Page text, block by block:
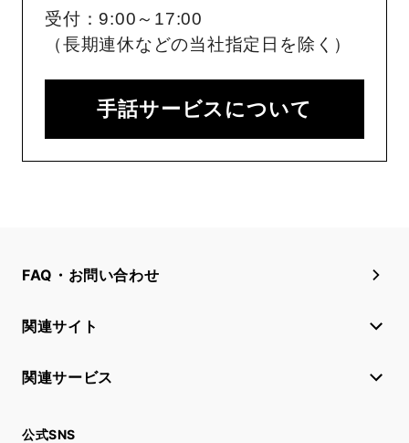
受付：9:00～17:00
（長期連休などの当社指定日を除く）
手話サービスについて
FAQ・お問い合わせ
関連サイト
関連サービス
公式SNS